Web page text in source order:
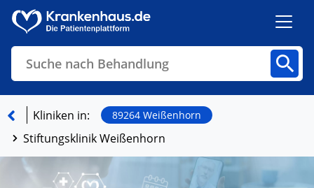
Suche nach Behandlung
Kliniken in: 89264 Weißenhorn
Stiftungsklinik Weißenhorn